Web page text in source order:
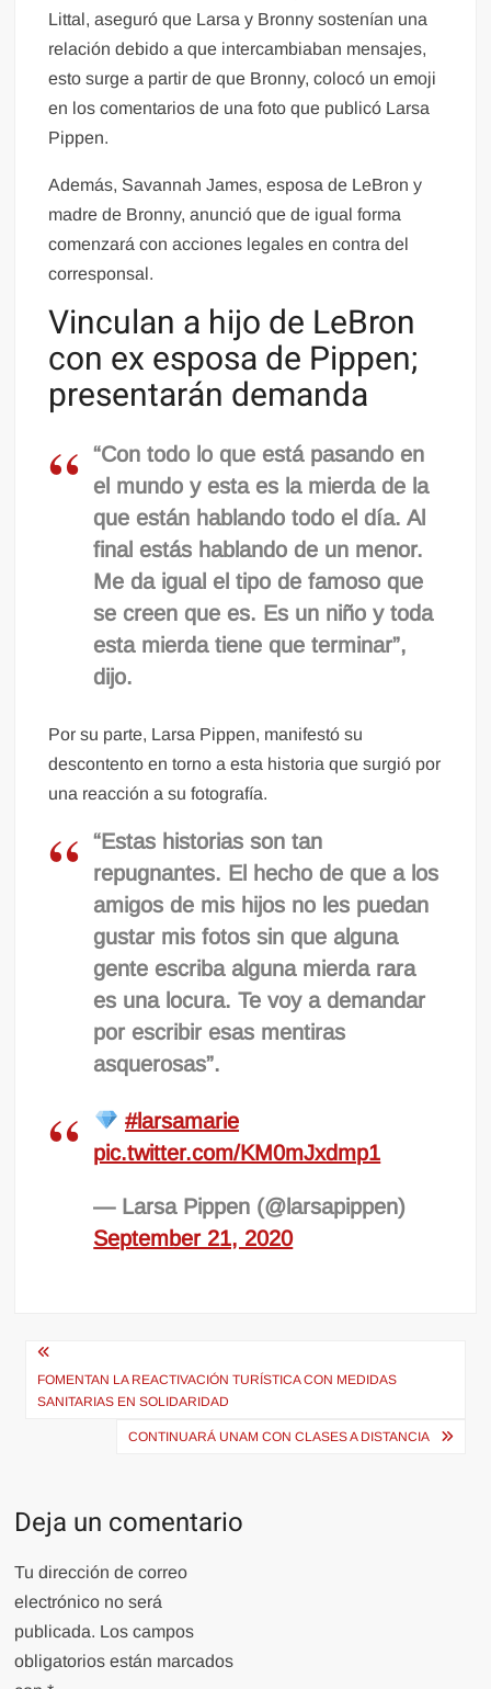
Littal, aseguró que Larsa y Bronny sostenían una
relación debido a que intercambiaban mensajes,
esto surge a partir de que Bronny, colocó un emoji
en los comentarios de una foto que publicó Larsa
Pippen.
Además, Savannah James, esposa de LeBron y
madre de Bronny, anunció que de igual forma
comenzará con acciones legales en contra del
corresponsal.
Vinculan a hijo de LeBron
con ex esposa de Pippen;
presentarán demanda
“Con todo lo que está pasando en
el mundo y esta es la mierda de la
que están hablando todo el día. Al
final estás hablando de un menor.
Me da igual el tipo de famoso que
se creen que es. Es un niño y toda
esta mierda tiene que terminar”,
dijo.
Por su parte, Larsa Pippen, manifestó su
descontento en torno a esta historia que surgió por
una reacción a su fotografía.
“Estas historias son tan
repugnantes. El hecho de que a los
amigos de mis hijos no les puedan
gustar mis fotos sin que alguna
gente escriba alguna mierda rara
es una locura. Te voy a demandar
por escribir esas mentiras
asquerosas”.
#larsamarie
pic.twitter.com/KM0mJxdmp1
— Larsa Pippen (@larsapippen)
September 21, 2020
Navegación
de
entradas
FOMENTAN LA REACTIVACIÓN TURÍSTICA CON MEDIDAS
SANITARIAS EN SOLIDARIDAD
CONTINUARÁ UNAM CON CLASES A DISTANCIA
Deja un comentario
Tu dirección de correo
electrónico no será
publicada. Los campos
obligatorios están marcados